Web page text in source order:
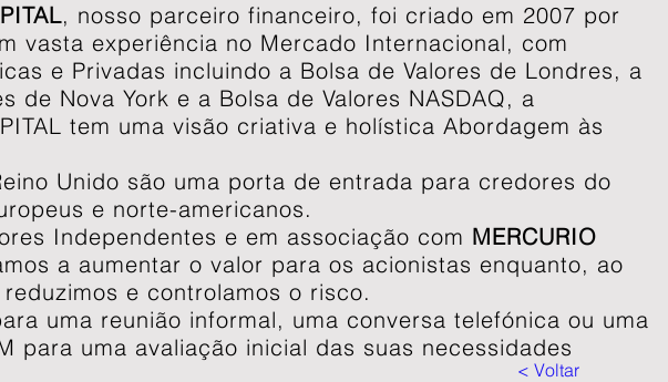
, nosso parceiro financeiro, foi criado em 2007 por
vasta experiência no Mercado Internacional, com
e Privadas incluindo a Bolsa de Valores de Londres, a
de Nova York e a Bolsa de Valores NASDAQ, a
tem uma visão criativa e holística Abordagem às
Unido são uma porta de entrada para credores do
e norte-americanos.
Independentes e em associação com MERCURIO
a aumentar o valor para os acionistas enquanto, ao
e controlamos o risco.
uma reunião informal, uma conversa telefónica ou uma
para uma avaliação inicial das suas necessidades
< Voltar